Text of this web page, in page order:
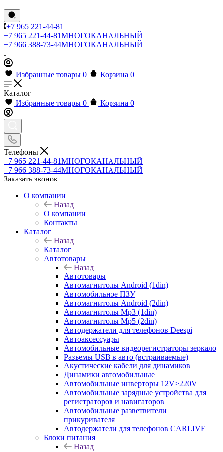
+7 965 221-44-81
+7 965 221-44-81МНОГОКАНАЛЬНЫЙ
+7 966 388-73-44МНОГОКАНАЛЬНЫЙ
Избранные товары 0 Корзина 0
Каталог
Избранные товары 0 Корзина 0
Телефоны
+7 965 221-44-81МНОГОКАНАЛЬНЫЙ
+7 966 388-73-44МНОГОКАНАЛЬНЫЙ
Заказать звонок
О компании
Назад
О компании
Контакты
Каталог
Назад
Каталог
Автотовары
Назад
Автотовары
Автомагнитолы Android (1din)
Автомобильное ПЗУ
Автомагнитолы Android (2din)
Автомагнитолы Mp3 (1din)
Автомагнитолы Mp5 (2din)
Автодержатели для телефонов Deespi
Автоаксессуары
Автомобильные видеорегистраторы зеркало
Разъемы USB в авто (встраиваемые)
Акустические кабели для динамиков
Динамики автомобильные
Автомобильные инверторы 12V>220V
Автомобильные зарядные устройства для
регистраторов и навигаторов
Автомобильные разветвители
прикуривателя
Автодержатели для телефонов CARLIVE
Блоки питания
Назад